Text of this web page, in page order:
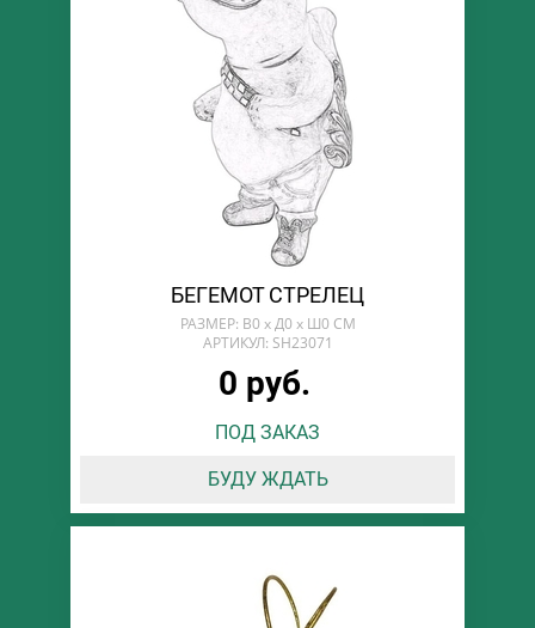
БЕГЕМОТ СТРЕЛЕЦ
РАЗМЕР: В0 х Д0 х Ш0 СМ
АРТИКУЛ: SH23071
0 руб.
ПОД ЗАКАЗ
БУДУ ЖДАТЬ